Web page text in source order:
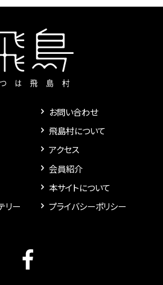
リー
お問い合わせ
飛島村について
アクセス
会員紹介
本サイトについて
プライバシーポリシー